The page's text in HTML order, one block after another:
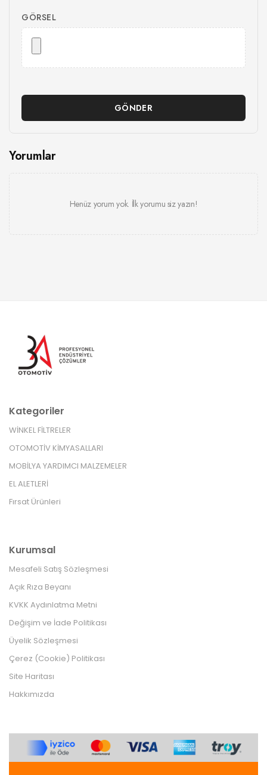
GÖRSEL
GÖNDER
Yorumlar
Henüz yorum yok. İlk yorumu siz yazın!
Kategoriler
WİNKEL FİLTRELER
OTOMOTİV KİMYASALLARI
MOBİLYA YARDIMCI MALZEMELER
EL ALETLERİ
Fırsat Ürünleri
Kurumsal
Mesafeli Satış Sözleşmesi
Açık Rıza Beyanı
KVKK Aydınlatma Metni
Değişim ve İade Politikası
Üyelik Sözleşmesi
Çerez (Cookie) Politikası
Site Haritası
Hakkımızda